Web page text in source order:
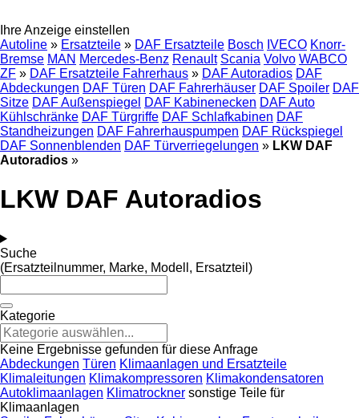
Ihre Anzeige einstellen
Autoline » Ersatzteile » DAF Ersatzteile Bosch IVECO Knorr-
Bremse MAN Mercedes-Benz Renault Scania Volvo WABCO
ZF » DAF Ersatzteile Fahrerhaus » DAF Autoradios DAF
Abdeckungen DAF Türen DAF Fahrerhäuser DAF Spoiler DAF
Sitze DAF Außenspiegel DAF Kabinenecken DAF Auto
Kühlschränke DAF Türgriffe DAF Schlafkabinen DAF
Standheizungen DAF Fahrerhauspumpen DAF Rückspiegel
DAF Sonnenblenden DAF Türverriegelungen » LKW DAF
Autoradios »
LKW DAF Autoradios
Suche
(Ersatzteilnummer, Marke, Modell, Ersatzteil)
Kategorie
Keine Ergebnisse gefunden für diese Anfrage
Abdeckungen Türen Klimaanlagen und Ersatzteile
Klimaleitungen Klimakompressoren Klimakondensatoren
Autoklimaanlagen Klimatrockner sonstige Teile für
Klimaanlagen